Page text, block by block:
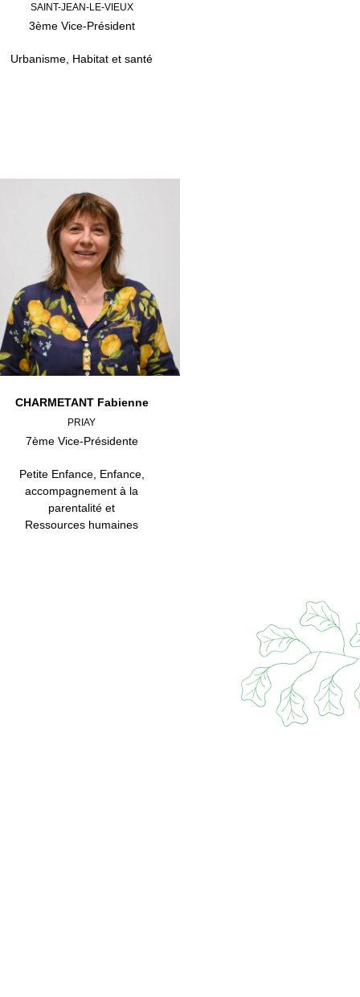
SAINT-JEAN-LE-VIEUX
3ème Vice-Président
Urbanisme, Habitat et santé
CHARMETANT Fabienne
PRIAY
7ème Vice-Présidente
Petite Enfance, Enfance,
accompagnement à la
parentalité et
Ressources humaines